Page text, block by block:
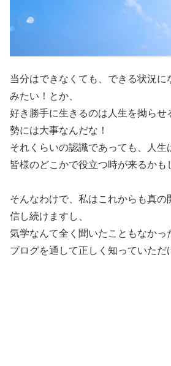
当分はできなくても、できる状況に
みたい！とか、
好き勝手に生きるのは人生を拗らせ
勢には大事なんだな！
それくらいの認識であっても、人生
皆様のどこかで役立つ時が来るかも
そんなわけで、私はこれからも真の
信し続けますし、
気学なんて全く聞いたこともなかっ
ブログを通して正しく知っていただ